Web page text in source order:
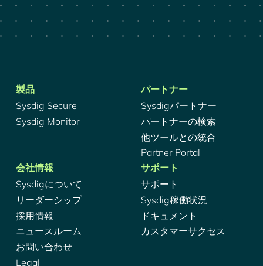
製品
Sysdig Secure
Sysdig Monitor
パートナー
Sysdigパートナー
パートナーの検索
他ツールとの統合
Partner Portal
会社情報
Sysdigについて
リーダーシップ
採用情報
ニュースルーム
お問い合わせ
Legal
サポート
サポート
Sysdig稼働状況
ドキュメント
カスタマーサクセス